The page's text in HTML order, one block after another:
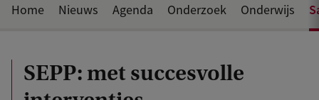
SEPP: met succesvolle
Home Nieuws Agenda Onderzoek Onderwijs